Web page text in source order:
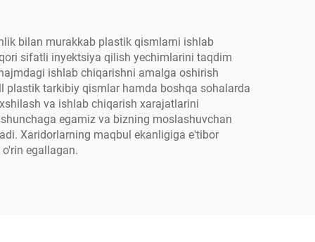
bilan murakkab plastik qismlarni ishlab
sifatli inyektsiya qilish yechimlarini taqdim
ishlab chiqarishni amalga oshirish
tarkibiy qismlar hamda boshqa sohalarda
va ishlab chiqarish xarajatlarini
egamiz va bizning moslashuvchan
Xaridorlarning maqbul ekanligiga e'tibor
egallagan.